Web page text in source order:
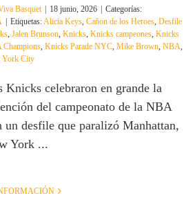
Basquet 18 junio, 2026
Categorías:
Etiquetas:Alicia Keys, Cañon de los Heroes, Desfile
, Jalen Brunson, Knicks, Knicks campeones, Knicks
Champions, Knicks Parade NYC, Mike Brown, NBA,
York City
Knicks celebraron en grande la
del campeonato de la NBA
un desfile que paralizó Manhattan,
York ...